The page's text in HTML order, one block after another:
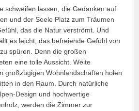
schweifen lassen, die Gedanken auf
und der Seele Platz zum Träumen
das die Natur verströmt. Und
es leicht, das befreiende Gefühl von
spüren. Denn die großen
eine tolle Aussicht. Weite
großzügigen Wohnlandschaften holen
in den Raum. Durch natürliche
Design und hochwertige
werden die Zimmer zur